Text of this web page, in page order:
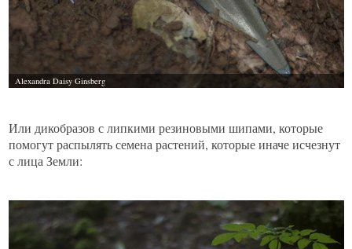
Или дикобразов с липкими резиновыми шипами, которые
помогут распылять семена растений, которые иначе исчезнут
с лица Земли: